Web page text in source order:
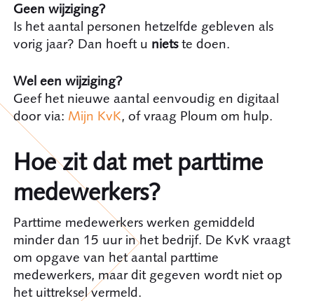
Geen wijziging?
Is het aantal personen hetzelfde gebleven als
vorig jaar? Dan hoeft u nietste doen.
Wel een wijziging?
Geef het nieuwe aantal eenvoudig en digitaal
door via: Mijn KvK, of vraag Ploum om hulp.
Hoe zit dat met parttime
medewerkers?
Parttime medewerkers werken gemiddeld
minder dan 15 uur in het bedrijf. De KvK vraagt
om opgave van het aantal parttime
medewerkers, maar dit gegeven wordt niet op
het uittreksel vermeld.